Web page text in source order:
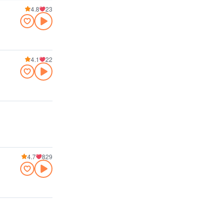
4.8 23
4.1 22
4.7 829